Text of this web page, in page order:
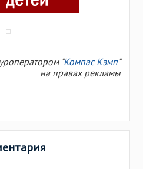
"Компас Кэмп"
на правах рекламы